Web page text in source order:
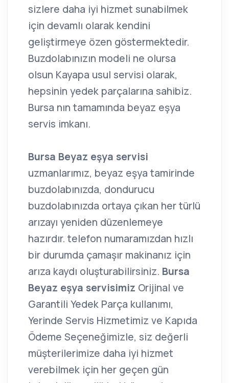
sizlere daha iyi hizmet sunabilmek
için devamlı olarak kendini
geliştirmeye özen göstermektedir.
Buzdolabınızın modeli ne olursa
olsun Kayapa usul servisi olarak,
hepsinin yedek parçalarına sahibiz.
Bursa nın tamamında beyaz eşya
servis imkanı.
Bursa Beyaz eşya servisi
uzmanlarımız, beyaz eşya tamirinde
buzdolabınızda, dondurucu
buzdolabınızda ortaya çıkan her türlü
arızayı yeniden düzenlemeye
hazırdır. telefon numaramızdan hızlı
bir durumda çamaşır makinanız için
arıza kaydı oluşturabilirsiniz. Bursa
Beyaz eşya servisimiz Orijinal ve
Garantili Yedek Parça kullanımı,
Yerinde Servis Hizmetimiz ve Kapıda
Ödeme Seçeneğimizle, siz değerli
müşterilerimize daha iyi hizmet
verebilmek için her geçen gün